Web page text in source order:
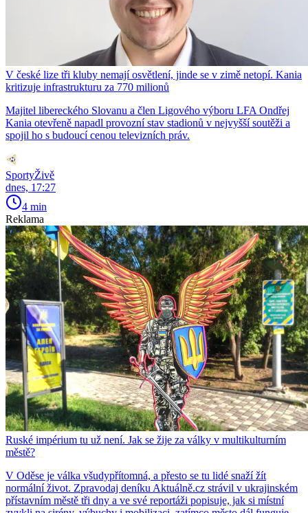
V české lize tři kluby nemají osvětlení, jinde se v zimě netopí. Kania
kritizuje infrastrukturu za 770 milionů
Majitel libereckého Slovanu a člen Ligového výboru LFA Ondřej
Kania otevřeně napadl provozní stav stadionů v nejvyšší soutěži a
spojil ho s budoucí cenou televizních práv.
SportyŽivě
dnes, 17:27
4 min
Reklama
Ruské impérium tu už není. Jak se žije za války v multikulturním
městě?
V Oděse je válka všudypřítomná, a přesto se tu lidé snaží žít
normální život. Zpravodaj deníku Aktuálně.cz strávil v ukrajinském
přístavním městě tři dny a ve své reportáži popisuje, jak si místní